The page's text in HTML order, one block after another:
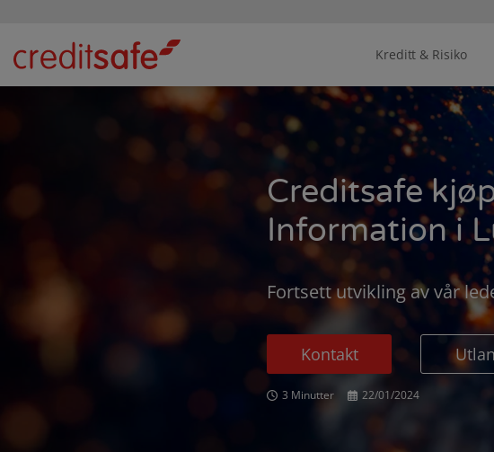
Kreditt & Risiko
Creditsafe
Information i
Fortsett utvikling av vår
Kontakt
3 Minutter 22/01/2024